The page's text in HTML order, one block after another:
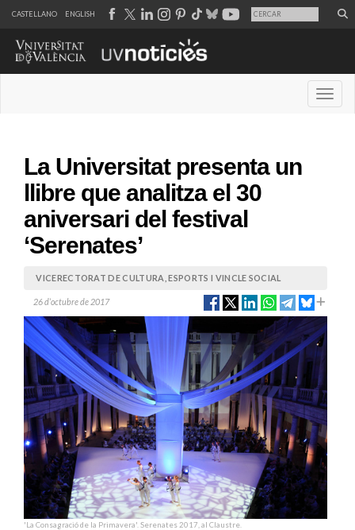
CASTELLANO ENGLISH
La Universitat presenta un
llibre que analitza el 30
aniversari del festival
‘Serenates’
VICERECTORAT DE CULTURA, ESPORTS I VINCLE SOCIAL
26 d’octubre de 2017
'La Consagració de la Primavera'. Serenates 2017, al Claustre.